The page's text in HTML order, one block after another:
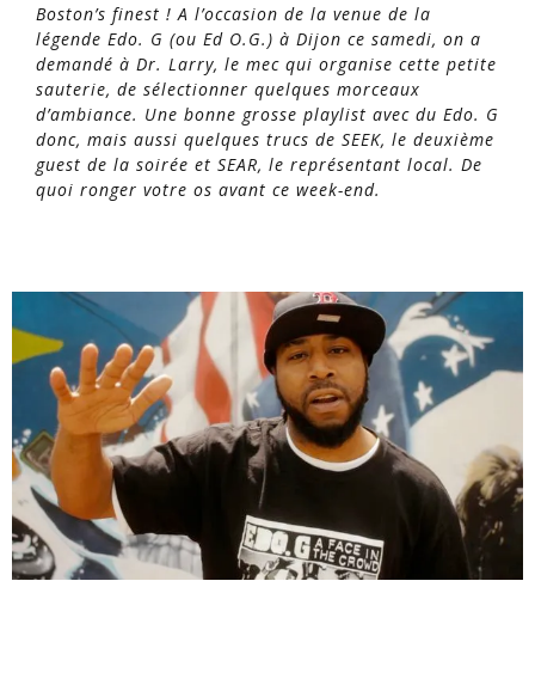
Boston’s finest ! A l’occasion de la venue de la
légende Edo. G (ou Ed O.G.) à Dijon ce samedi, on a
demandé à Dr. Larry, le mec qui organise cette petite
sauterie, de sélectionner quelques morceaux
d’ambiance. Une bonne grosse playlist avec du Edo. G
donc, mais aussi quelques trucs de SEEK, le deuxième
guest de la soirée et SEAR, le représentant local. De
quoi ronger votre os avant ce week-end.